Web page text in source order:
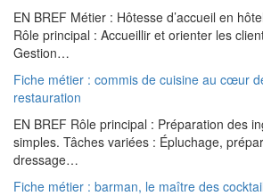
EN BREF Métier : Hôtesse d’accueil en
Rôle principal : Accueillir et orienter les
Gestion…
Fiche métier : commis de cuisine au cœur
restauration
EN BREF Rôle principal : Préparation des
simples. Tâches variées : Épluchage,
dressage…
Fiche métier : barman, le maître des